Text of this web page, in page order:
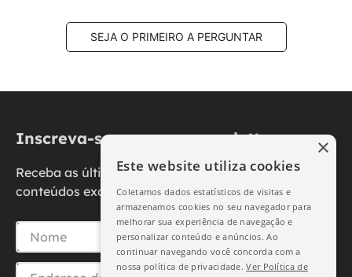
SEJA O PRIMEIRO A PERGUNTAR
Inscreva-se na nossa newsletter
Receba as últimas novidades, promoções e
conteúdos exclusivos diretamente no seu e-mail.
Este website utiliza cookies
Coletamos dados estatísticos de visitas e
armazenamos cookies no seu navegador para
melhorar sua experiência de navegação e
personalizar conteúdo e anúncios. Ao
continuar navegando você concorda com a
nossa política de privacidade.Ver Política de
×